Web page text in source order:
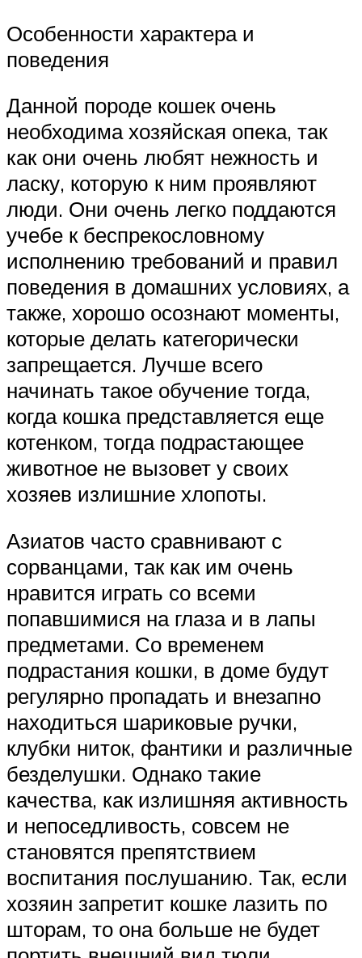
Особенности характера и
поведения
Данной породе кошек очень
необходима хозяйская опека, так
как они очень любят нежность и
ласку, которую к ним проявляют
люди. Они очень легко поддаются
учебе к беспрекословному
исполнению требований и правил
поведения в домашних условиях, а
также, хорошо осознают моменты,
которые делать категорически
запрещается. Лучше всего
начинать такое обучение тогда,
когда кошка представляется еще
котенком, тогда подрастающее
животное не вызовет у своих
хозяев излишние хлопоты.
Азиатов часто сравнивают с
сорванцами, так как им очень
нравится играть со всеми
попавшимися на глаза и в лапы
предметами. Со временем
подрастания кошки, в доме будут
регулярно пропадать и внезапно
находиться шариковые ручки,
клубки ниток, фантики и различные
безделушки. Однако такие
качества, как излишняя активность
и непоседливость, совсем не
становятся препятствием
воспитания послушанию. Так, если
хозяин запретит кошке лазить по
шторам, то она больше не будет